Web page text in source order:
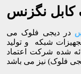
نگزنس
در دیجی فلوک می
شبکه و تولید
شده شرکت اعتماد